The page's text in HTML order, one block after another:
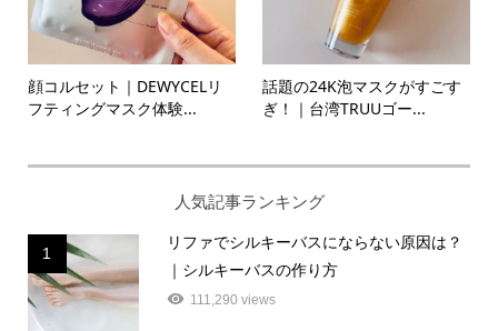
顔コルセット｜DEWYCELリ
フティングマスク体験...
話題の24K泡マスクがすごす
ぎ！｜台湾TRUUゴー...
人気記事ランキング
1
リファでシルキーバスにならない原因は？
｜シルキーバスの作り方
111,290 views